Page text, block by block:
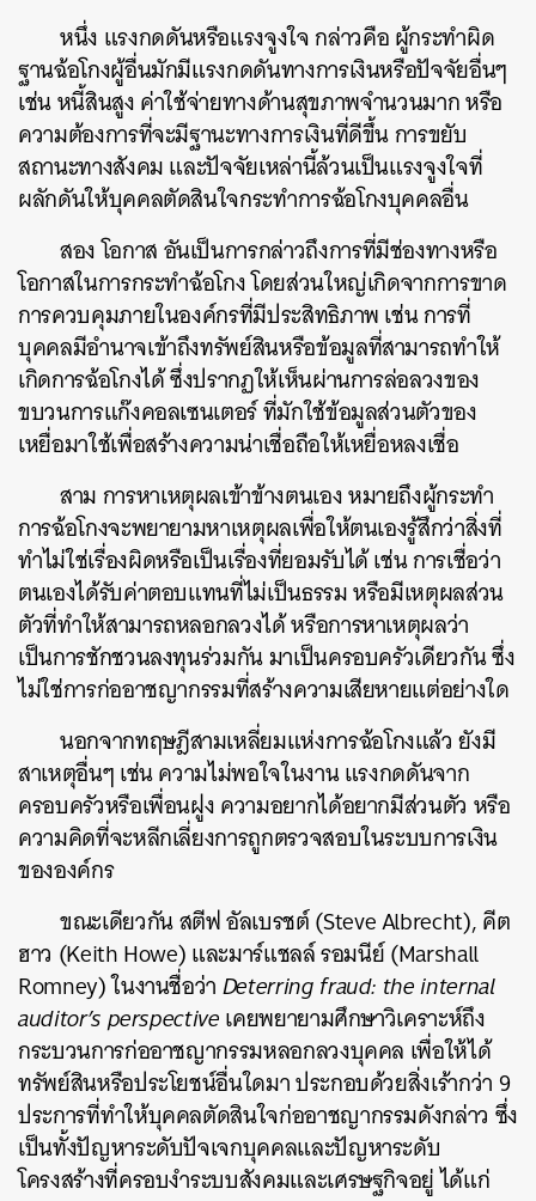
หนึ่ง แรงกดดันหรือแรงจูงใจ กล่าวคือ ผู้กระทำผิด
ฐานฉ้อโกงผู้อื่นมักมีแรงกดดันทางการเงินหรือปัจจัยอื่นๆ
เช่น หนี้สินสูง ค่าใช้จ่ายทางด้านสุขภาพจำนวนมาก หรือ
ความต้องการที่จะมีฐานะทางการเงินที่ดีขึ้น การขยับ
สถานะทางสังคม และปัจจัยเหล่านี้ล้วนเป็นแรงจูงใจที่
ผลักดันให้บุคคลตัดสินใจกระทำการฉ้อโกงบุคคลอื่น
สอง โอกาส อันเป็นการกล่าวถึงการที่มีช่องทางหรือ
โอกาสในการกระทำฉ้อโกง โดยส่วนใหญ่เกิดจากการขาด
การควบคุมภายในองค์กรที่มีประสิทธิภาพ เช่น การที่
บุคคลมีอำนาจเข้าถึงทรัพย์สินหรือข้อมูลที่สามารถทำให้
เกิดการฉ้อโกงได้ ซึ่งปรากฏให้เห็นผ่านการล่อลวงของ
ขบวนการแก๊งคอลเซนเตอร์ ที่มักใช้ข้อมูลส่วนตัวของ
เหยื่อมาใช้เพื่อสร้างความน่าเชื่อถือให้เหยื่อหลงเชื่อ
สาม การหาเหตุผลเข้าข้างตนเอง หมายถึงผู้กระทำ
การฉ้อโกงจะพยายามหาเหตุผลเพื่อให้ตนเองรู้สึกว่าสิ่งที่
ทำไม่ใช่เรื่องผิดหรือเป็นเรื่องที่ยอมรับได้ เช่น การเชื่อว่า
ตนเองได้รับค่าตอบแทนที่ไม่เป็นธรรม หรือมีเหตุผลส่วน
ตัวที่ทำให้สามารถหลอกลวงได้ หรือการหาเหตุผลว่า
เป็นการชักชวนลงทุนร่วมกัน มาเป็นครอบครัวเดียวกัน ซึ่ง
ไม่ใช่การก่ออาชญากรรมที่สร้างความเสียหายแต่อย่างใด
นอกจากทฤษฎีสามเหลี่ยมแห่งการฉ้อโกงแล้ว ยังมี
สาเหตุอื่นๆ เช่น ความไม่พอใจในงาน แรงกดดันจาก
ครอบครัวหรือเพื่อนฝูง ความอยากได้อยากมีส่วนตัว หรือ
ความคิดที่จะหลีกเลี่ยงการถูกตรวจสอบในระบบการเงิน
ขององค์กร
ขณะเดียวกัน สตีฟ อัลเบรชต์ (Steve Albrecht), คีต
ฮาว (Keith Howe) และมาร์แชลล์ รอมนีย์ (Marshall
Romney) ในงานชื่อว่าDeterring fraud: the internal
auditor’s perspectiveเคยพยายามศึกษาวิเคราะห์ถึง
กระบวนการก่ออาชญากรรมหลอกลวงบุคคล เพื่อให้ได้
ทรัพย์สินหรือประโยชน์อื่นใดมา ประกอบด้วยสิ่งเร้ากว่า 9
ประการที่ทำให้บุคคลตัดสินใจก่ออาชญากรรมดังกล่าว ซึ่ง
เป็นทั้งปัญหาระดับปัจเจกบุคคลและปัญหาระดับ
โครงสร้างที่ครอบงำระบบสังคมและเศรษฐกิจอยู่ ได้แก่
ค้นหา
SHARE TWEET LINE EMAIL